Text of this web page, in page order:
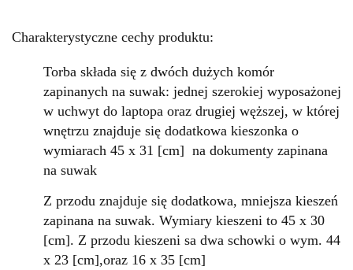
Charakterystyczne cechy produktu:
Torba składa się z dwóch dużych komór
zapinanych na suwak: jednej szerokiej wyposażonej
w uchwyt do laptopa oraz drugiej węższej, w której
wnętrzu znajduje się dodatkowa kieszonka o
wymiarach 45 x 31 [cm] na dokumenty zapinana
na suwak
Z przodu znajduje się dodatkowa, mniejsza kieszeń
zapinana na suwak. Wymiary kieszeni to 45 x 30
[cm]. Z przodu kieszeni sa dwa schowki o wym. 44
x 23 [cm],oraz 16 x 35 [cm]